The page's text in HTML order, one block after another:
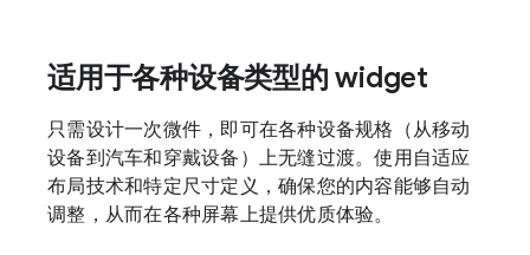
适用于各种设备类型的 widget
只需设计一次微件，即可在各种设备规格（从移动
设备到汽车和穿戴设备）上无缝过渡。使用自适应
布局技术和特定尺寸定义，确保您的内容能够自动
调整，从而在各种屏幕上提供优质体验。